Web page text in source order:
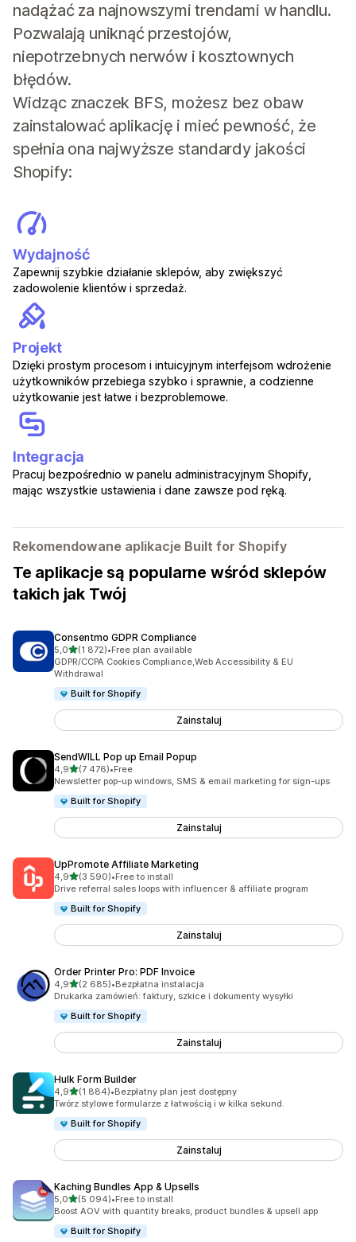
nadążać za najnowszymi trendami w handlu.
Pozwalają uniknąć przestojów,
niepotrzebnych nerwów i kosztownych
błędów.
Widząc znaczek BFS, możesz bez obaw
zainstalować aplikację i mieć pewność, że
spełnia ona najwyższe standardy jakości
Shopify:
Wydajność
Zapewnij szybkie działanie sklepów, aby zwiększyć
zadowolenie klientów i sprzedaż.
Projekt
Dzięki prostym procesom i intuicyjnym interfejsom wdrożenie
użytkowników przebiega szybko i sprawnie, a codzienne
użytkowanie jest łatwe i bezproblemowe.
Integracja
Pracuj bezpośrednio w panelu administracyjnym Shopify,
mając wszystkie ustawienia i dane zawsze pod ręką.
Rekomendowane aplikacje Built for Shopify
Te aplikacje są popularne wśród sklepów
takich jak Twój
Consentmo GDPR Compliance
5,0na 5 gwiazdek
(1 872)
Łączna liczba recenzji: 1872
•Free plan available
GDPR/CCPA Cookies Compliance,Web Accessibility & EU
Withdrawal
Built for Shopify
Zainstaluj
SendWILL Pop up Email Popup
4,9na 5 gwiazdek
(7 476)
Łączna liczba recenzji: 7476
•Free
Newsletter pop-up windows, SMS & email marketing for sign-ups
Built for Shopify
Zainstaluj
UpPromote Affiliate Marketing
4,9na 5 gwiazdek
(3 590)
Łączna liczba recenzji: 3590
•Free to install
Drive referral sales loops with influencer & affiliate program
Built for Shopify
Zainstaluj
Order Printer Pro: PDF Invoice
4,9na 5 gwiazdek
(2 685)
Łączna liczba recenzji: 2685
•Bezpłatna instalacja
Drukarka zamówień: faktury, szkice i dokumenty wysyłki
Built for Shopify
Zainstaluj
Hulk Form Builder
4,9na 5 gwiazdek
(1 884)
Łączna liczba recenzji: 1884
•Bezpłatny plan jest dostępny
Twórz stylowe formularze z łatwością i w kilka sekund.
Built for Shopify
Zainstaluj
Kaching Bundles App & Upsells
5,0na 5 gwiazdek
(5 094)
Łączna liczba recenzji: 5094
•Free to install
Boost AOV with quantity breaks, product bundles & upsell app
Built for Shopify